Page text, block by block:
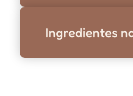
Ingredientes